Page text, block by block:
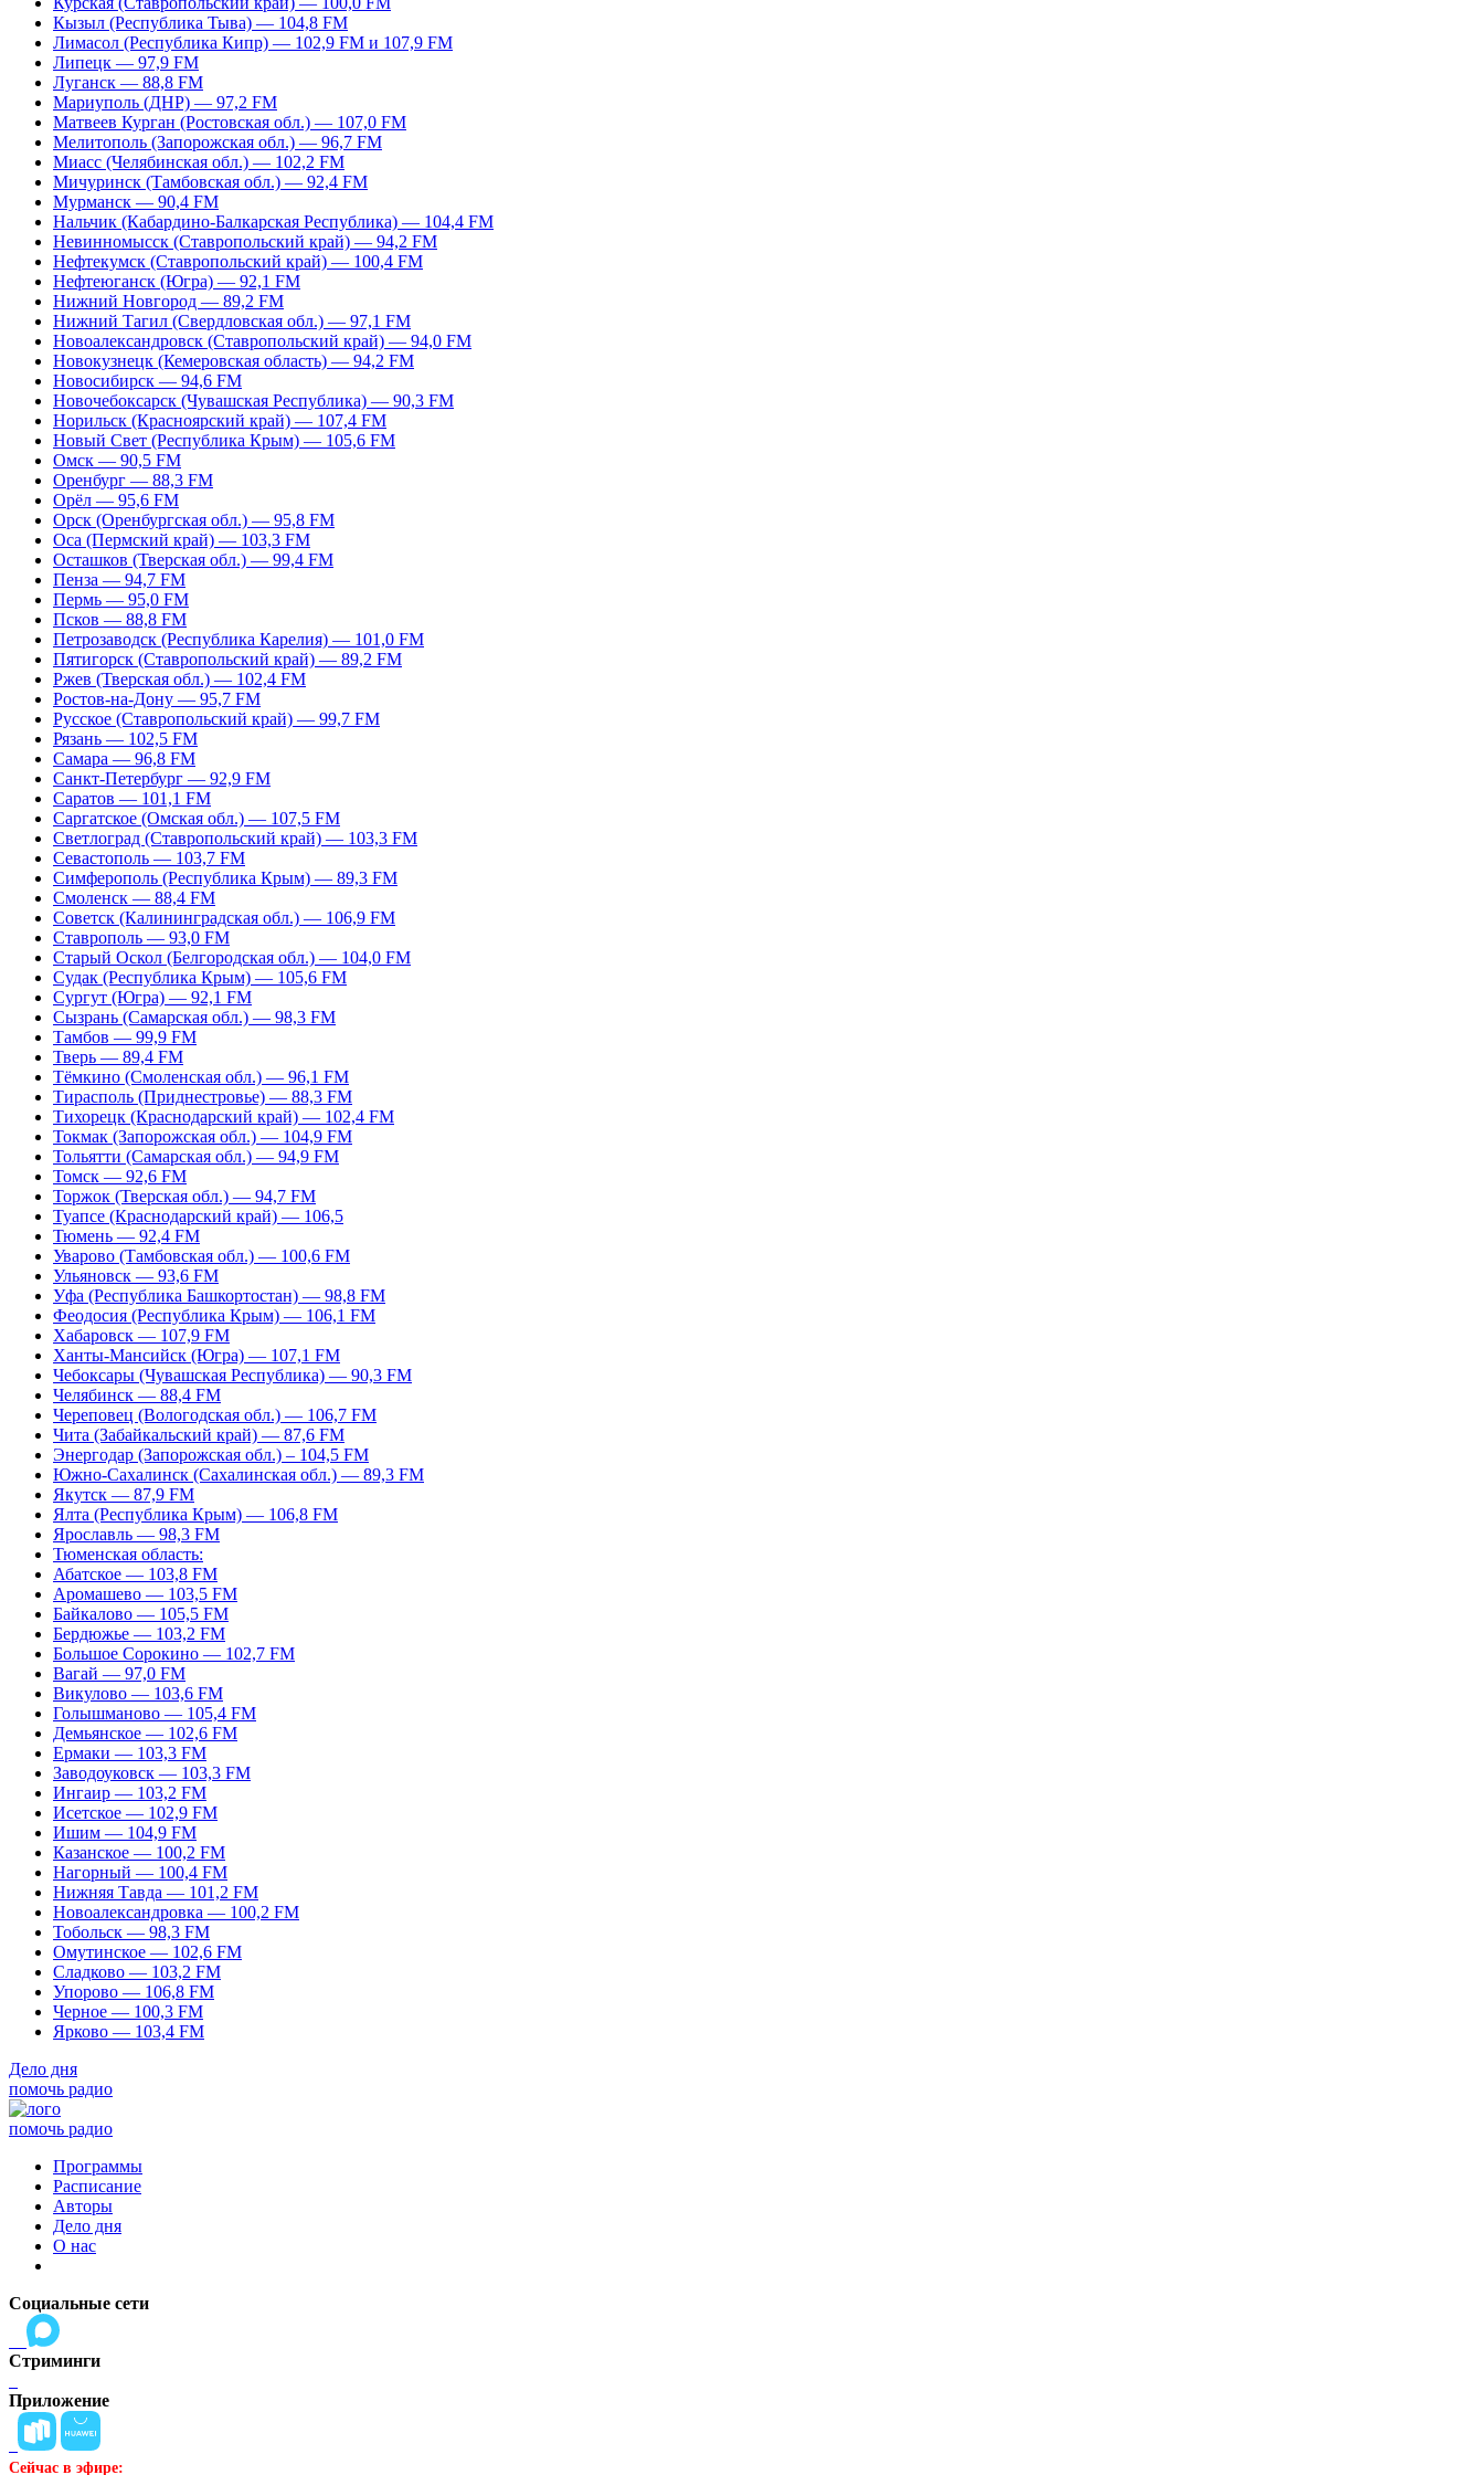
Кызыл (Республика Тыва) — 104,8 FM
Лимасол (Республика Кипр) — 102,9 FM и 107,9 FM
Липецк — 97,9 FM
Луганск — 88,8 FM
Мариуполь (ДНР) — 97,2 FM
Матвеев Курган (Ростовская обл.) — 107,0 FM
Мелитополь (Запорожская обл.) — 96,7 FM
Миасс (Челябинская обл.) — 102,2 FM
Мичуринск (Тамбовская обл.) — 92,4 FM
Мурманск — 90,4 FM
Нальчик (Кабардино-Балкарская Республика) — 104,4 FM
Невинномысск (Ставропольский край) — 94,2 FM
Нефтекумск (Ставропольский край) — 100,4 FM
Нефтеюганск (Югра) — 92,1 FM
Нижний Новгород — 89,2 FM
Нижний Тагил (Свердловская обл.) — 97,1 FM
Новоалександровск (Ставропольский край) — 94,0 FM
Новокузнецк (Кемеровская область) — 94,2 FM
Новосибирск — 94,6 FM
Новочебоксарск (Чувашская Республика) — 90,3 FM
Норильск (Красноярский край) — 107,4 FM
Новый Свет (Республика Крым) — 105,6 FM
Омск — 90,5 FM
Оренбург — 88,3 FM
Орёл — 95,6 FM
Орск (Оренбургская обл.) — 95,8 FM
Оса (Пермский край) — 103,3 FM
Осташков (Тверская обл.) — 99,4 FM
Пенза — 94,7 FM
Пермь — 95,0 FM
Псков — 88,8 FM
Петрозаводск (Республика Карелия) — 101,0 FM
Пятигорск (Ставропольский край) — 89,2 FM
Ржев (Тверская обл.) — 102,4 FM
Ростов-на-Дону — 95,7 FM
Русское (Ставропольский край) — 99,7 FM
Рязань — 102,5 FM
Самара — 96,8 FM
Санкт-Петербург — 92,9 FM
Саратов — 101,1 FM
Саргатское (Омская обл.) — 107,5 FM
Светлоград (Ставропольский край) — 103,3 FM
Севастополь — 103,7 FM
Симферополь (Республика Крым) — 89,3 FM
Смоленск — 88,4 FM
Советск (Калининградская обл.) — 106,9 FM
Ставрополь — 93,0 FM
Старый Оскол (Белгородская обл.) — 104,0 FM
Судак (Республика Крым) — 105,6 FM
Сургут (Югра) — 92,1 FM
Сызрань (Самарская обл.) — 98,3 FM
Тамбов — 99,9 FM
Тверь — 89,4 FM
Тёмкино (Смоленская обл.) — 96,1 FM
Тирасполь (Приднестровье) — 88,3 FM
Тихорецк (Краснодарский край) — 102,4 FM
Токмак (Запорожская обл.) — 104,9 FM
Тольятти (Самарская обл.) — 94,9 FM
Томск — 92,6 FM
Торжок (Тверская обл.) — 94,7 FM
Туапсе (Краснодарский край) — 106,5
Тюмень — 92,4 FM
Уварово (Тамбовская обл.) — 100,6 FM
Ульяновск — 93,6 FM
Уфа (Республика Башкортостан) — 98,8 FM
Феодосия (Республика Крым) — 106,1 FM
Хабаровск — 107,9 FM
Ханты-Мансийск (Югра) — 107,1 FM
Чебоксары (Чувашская Республика) — 90,3 FM
Челябинск — 88,4 FM
Череповец (Вологодская обл.) — 106,7 FM
Чита (Забайкальский край) — 87,6 FM
Энергодар (Запорожская обл.) – 104,5 FM
Южно-Сахалинск (Сахалинская обл.) — 89,3 FM
Якутск — 87,9 FM
Ялта (Республика Крым) — 106,8 FM
Ярославль — 98,3 FM
Тюменская область:
Абатское — 103,8 FM
Аромашево — 103,5 FM
Байкалово — 105,5 FM
Бердюжье — 103,2 FM
Большое Сорокино — 102,7 FM
Вагай — 97,0 FM
Викулово — 103,6 FM
Голышманово — 105,4 FM
Демьянское — 102,6 FM
Ермаки — 103,3 FM
Заводоуковск — 103,3 FM
Ингаир — 103,2 FM
Исетское — 102,9 FM
Ишим — 104,9 FM
Казанское — 100,2 FM
Нагорный — 100,4 FM
Нижняя Тавда — 101,2 FM
Новоалександровка — 100,2 FM
Тобольск — 98,3 FM
Омутинское — 102,6 FM
Сладково — 103,2 FM
Упорово — 106,8 FM
Черное — 100,3 FM
Ярково — 103,4 FM
Дело дня
помочь радио
помочь радио
Программы
Расписание
Авторы
Дело дня
О нас
Социальные сети
Стриминги
Приложение
Сейчас в эфире: